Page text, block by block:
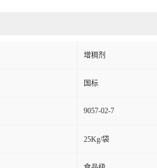
增稠剂
国标
9057-02-7
25Kg/袋